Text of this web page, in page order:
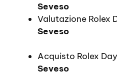
Seveso
Valutazione Rolex
Seveso
Acquisto Rolex
Seveso